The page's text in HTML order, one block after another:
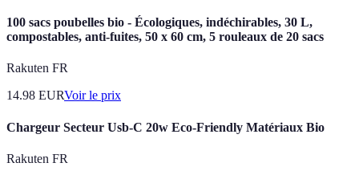
100 sacs poubelles bio - Écologiques, indéchirables, 30 L,
compostables, anti-fuites, 50 x 60 cm, 5 rouleaux de 20 sacs
Rakuten FR
14.98 EURVoir le prix
Chargeur Secteur Usb-C 20w Eco-Friendly Matériaux Bio
Rakuten FR